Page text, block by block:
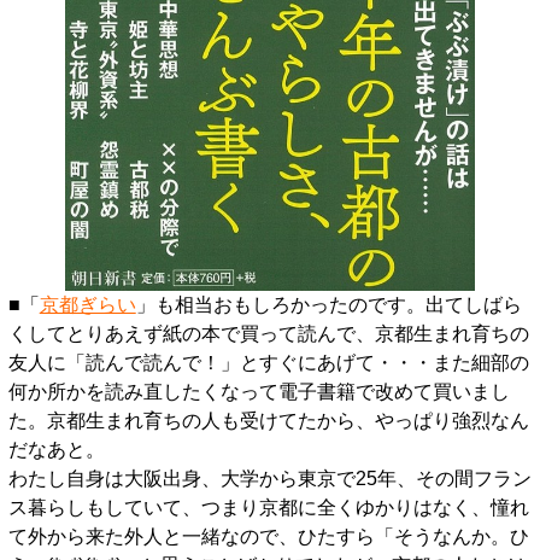
■「 京都ぎらい 」も相当おもしろかったのです。出てしばら
くしてとりあえず紙の本で買って読んで、京都生まれ育ちの
友人に「読んで読んで！」とすぐにあげて・・・また細部の
何か所かを読み直したくなって電子書籍で改めて買いまし
た。京都生まれ育ちの人も受けてたから、やっぱり強烈なん
だなあと。
わたし自身は大阪出身、大学から東京で25年、その間フラン
ス暮らしもしていて、つまり京都に全くゆかりはなく、憧れ
て外から来た外人と一緒なので、ひたすら「そうなんか。ひ